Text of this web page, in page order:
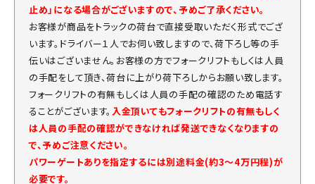
止め」になる場合がございますので、予めご了承ください。
お客様が商品をトラックの荷台で直接受取いただく形式でござ
います。ドライバー１人でお伺い致しますので、荷下ろし等の手
伝いはございません。お客様の方でフォークリフトもしくは人員
の手配をして頂き、荷台に上がり荷下ろしからお願い致します。
フォークリフトの有無もしくは人員の手配の確認のため電話す
ることがございます。 入金頂いてもフォークリフトの有無もしく
は人員の手配の確認ができなければ発送できなくなりますの
で、予めご注意ください。
パワーゲートありを指定するには別途料金(約3～4万円程)が
必要です。